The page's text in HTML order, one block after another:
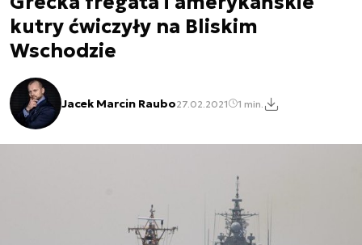
kutry ćwiczyły na Bliskim
Wschodzie
Jacek Marcin Raubo27.02.2021 1 min.